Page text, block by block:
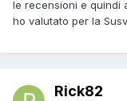
le recensioni e quindi
ho valutato per la
Rick82